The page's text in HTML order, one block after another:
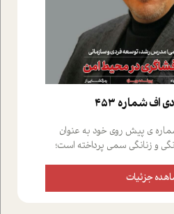
شماره 453
ی پیش روی خود به عنوان
و زنانگی سمی پرداخته است؛
بخش های مختلف تلاش کرده ایم
این موضوع مهم بپردازیم.فصل
جزئیات